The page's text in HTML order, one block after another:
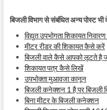
बिजली विभाग से संबंधित अन्य पोस्ट
विद्युत उपभोगता शिकायत
मीटर रीडर की शिकायत कैसे करें
बिजली वाले कैसे आपको लूटते है
शिकायत पत्र कैसे लिखें
उपभोक्ता मुआवजा कानून
बिजली कनेक्शन 1 है पर बिजली
बिना मीटर के बिजली कनेक्शन